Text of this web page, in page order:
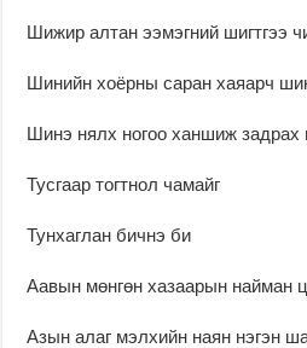
Шижир алтан ээмэгний шигтгээ
Шинийн хоёрны саран хаяарч
Шинэ нялх ногоо ханшиж задрах
Тусгаар тогтнол чамайг
Тунхаглан бичнэ би
Аавын мөнгөн хазаарын найман
Азын алаг мэлхийн наян нэгэн